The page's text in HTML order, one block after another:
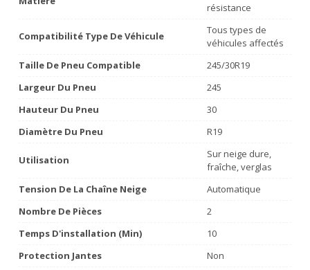
résistance
Compatibilité Type De Véhicule
Tous types de
véhicules affectés
Taille De Pneu Compatible
245/30R19
Largeur Du Pneu
245
Hauteur Du Pneu
30
Diamètre Du Pneu
R19
Utilisation
Sur neige dure,
fraîche, verglas
Tension De La Chaîne Neige
Automatique
Nombre De Pièces
2
Temps D'installation (min)
10
Protection Jantes
Non